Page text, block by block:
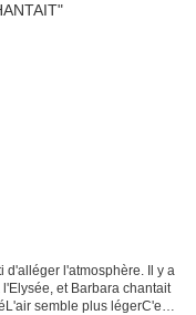
d'alléger l'atmosphère. Il y a
et Barbara chantait
semble plus légerC'est